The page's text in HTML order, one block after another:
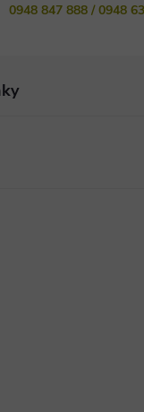
0948 847 888 / 0948